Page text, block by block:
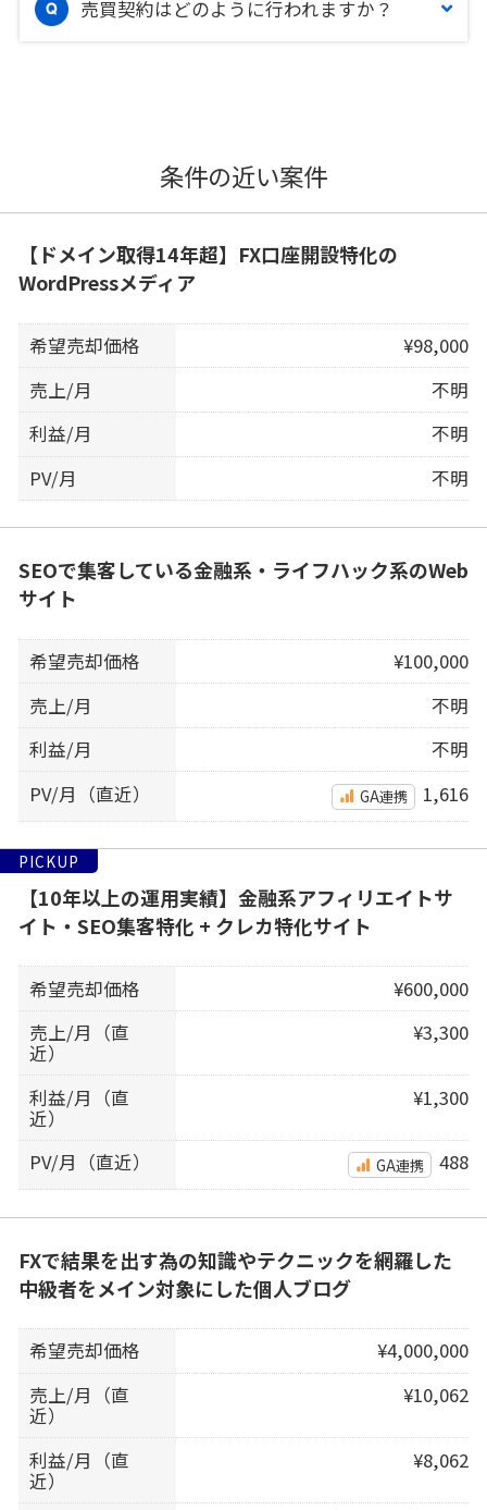
売買契約はどのように行われますか？
条件の近い案件
【ドメイン取得14年超】FX口座開設特化の
WordPressメディア
希望売却価格
¥98,000
売上/月
不明
利益/月
不明
PV/月
不明
SEOで集客している金融系・ライフハック系のWeb
サイト
希望売却価格
¥100,000
売上/月
不明
利益/月
不明
PV/月（直近）
GA連携 1,616
PICKUP
【10年以上の運用実績】金融系アフィリエイトサ
イト・SEO集客特化 + クレカ特化サイト
希望売却価格
¥600,000
売上/月（直
近）
¥3,300
利益/月（直
近）
¥1,300
PV/月（直近） GA連携 488
FXで結果を出す為の知識やテクニックを網羅した
中級者をメイン対象にした個人ブログ
希望売却価格
¥4,000,000
売上/月（直
近）
¥10,062
利益/月（直
近）
¥8,062